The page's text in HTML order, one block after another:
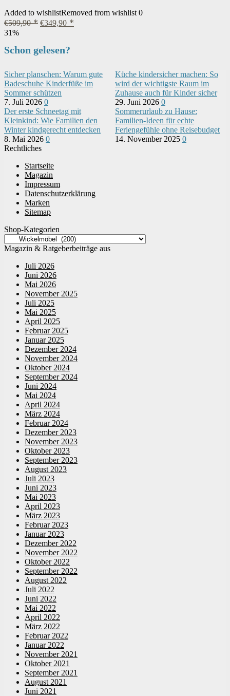
Added to wishlistRemoved from wishlist 0
€509,90
Ursprünglicher
€509,90
€349,90
31%
Schon gelesen?
Sicher planschen: Warum gute
Badeschuhe Kinderfüße im
Sommer schützen
7. Juli 2026 0
Küche kindersicher machen: So
wird der wichtigste Raum im
Zuhause auch für Kinder sicher
29. Juni 2026 0
Der erste Schneetag mit
Kleinkind: Wie Familien den
Winter kindgerecht entdecken
8. Mai 2026 0
Sommerurlaub zu Hause:
Familien-Ideen für echte
Feriengefühle ohne Reisebudget
14. November 2025 0
Rechtliches
Startseite
Magazin
Impressum
Datenschutzerklärung
Marken
Sitemap
Shop-Kategorien
Magazin & Ratgeberbeiträge aus
Juli 2026
Juni 2026
Mai 2026
November 2025
Juli 2025
Mai 2025
April 2025
Februar 2025
Januar 2025
Dezember 2024
November 2024
Oktober 2024
September 2024
Juni 2024
Mai 2024
April 2024
März 2024
Februar 2024
Dezember 2023
November 2023
Oktober 2023
September 2023
August 2023
Juli 2023
Juni 2023
Mai 2023
April 2023
März 2023
Februar 2023
Januar 2023
Dezember 2022
November 2022
Oktober 2022
September 2022
August 2022
Juli 2022
Juni 2022
Mai 2022
April 2022
März 2022
Februar 2022
Januar 2022
November 2021
Oktober 2021
September 2021
August 2021
Juni 2021